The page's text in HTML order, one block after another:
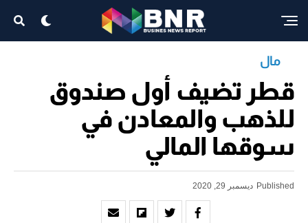
مال
قطر تضيف أول صندوق
للذهب والمعادن في
سوقها المالي
Published ديسمبر 29, 2020